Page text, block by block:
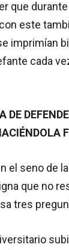
que durante
este
imprimían
cada
DE
el seno de
que no
tres